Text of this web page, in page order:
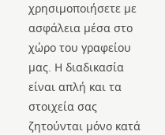
χρησιμοποιήσετε με
ασφάλεια μέσα στο
χώρο του γραφείου
μας. Η διαδικασία
είναι απλή και τα
στοιχεία σας
ζητούνται μόνο κατά